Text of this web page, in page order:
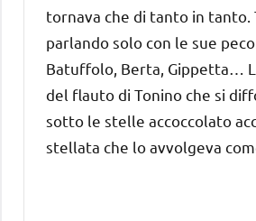
tornava che di tanto in tanto.
parlando solo con le sue
Batuffolo, Berta, Gippetta…
del flauto di Tonino che si
sotto le stelle accoccolato
stellata che lo avvolgeva